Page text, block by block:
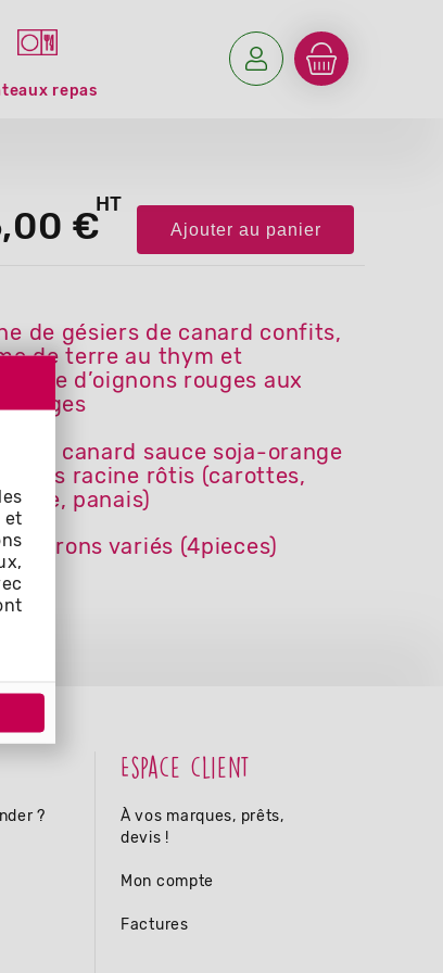
et
repas
€HT
Ajouter au panier
de gésiers de canard confits,
de terre au thym et
d’oignons rouges aux
de canard sauce soja-orange
racine rôtis (carottes,
rave, panais)
variés (4pieces)
?
Espace client
À vos marques, prêts,
devis !
Mon compte
Factures